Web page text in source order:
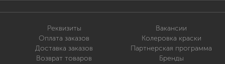
Реквизиты
Оплата заказов
Доставка заказов
Возврат товаров
Вакансии
Колеровка краски
Партнерская программа
Бренды